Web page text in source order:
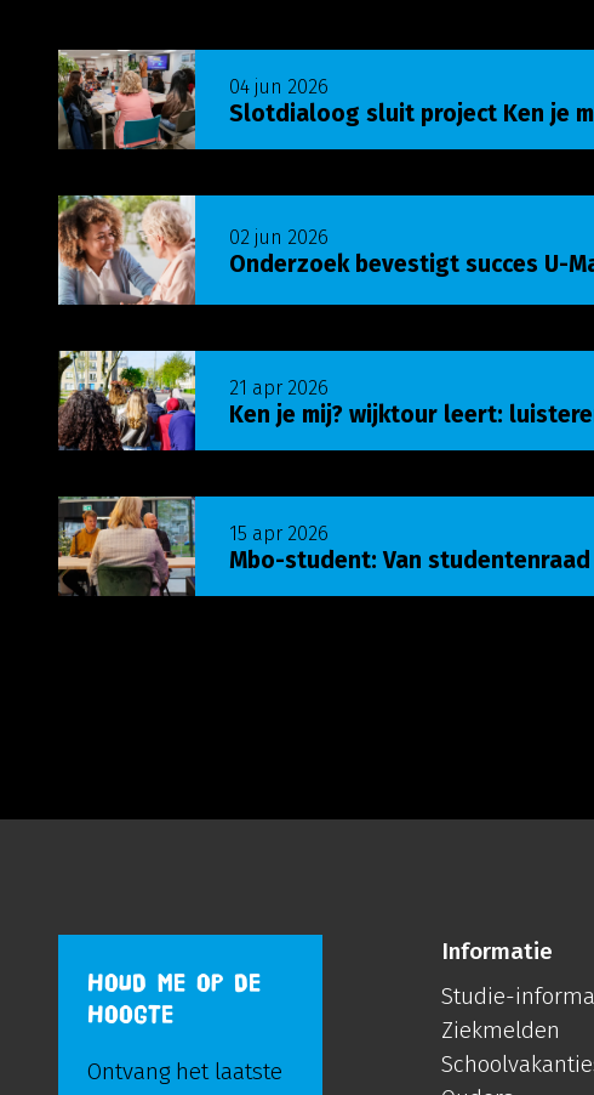
Slotdialoog sluit project Ken je
04 jun 2026
Lees meer over Slotdialoog sluit project Ken je mij
Onderzoek bevestigt succes U-
02 jun 2026
Lees meer over Onderzoek bevestigt succes U-Match
Ken je mij? wijktour leert:
21 apr 2026
Lees meer over Ken je mij? wijktour leert: luisteren
Mbo-student: Van
15 apr 2026
Lees meer over Mbo-student: Van studentenraad
HOUD ME OP DE
HOOGTE
Ontvang het laatste
Informatie
Studie-
Ziekmelden